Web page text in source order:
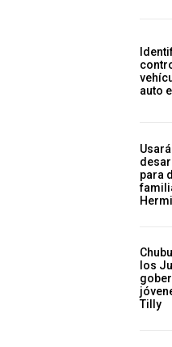
auto
para
los
Tilly